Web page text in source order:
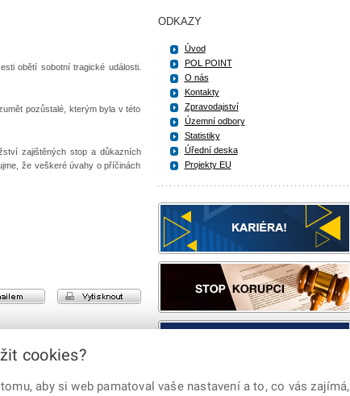
obětí sobotní tragické události.
pozůstalé, kterým byla v této
zajištěných stop a důkazních
že veškeré úvahy o příčinách
vytisknout
e-mailem
ODKAZY
Úvod
POL POINT
O nás
Kontakty
Zpravodajství
Územní odbory
Statistiky
Úřední deska
Projekty EU
cookies?
aby si web pamatoval vaše nastavení a to, co vás zajímá,